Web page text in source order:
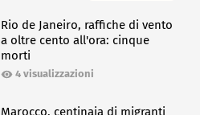
Rio de Janeiro, raffiche di vento
a oltre cento all'ora: cinque
morti
4 visualizzazioni
Marocco, centinaia di migranti